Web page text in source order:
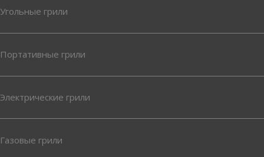
Угольные грили
Портативные грили
Электрические грили
Газовые грили